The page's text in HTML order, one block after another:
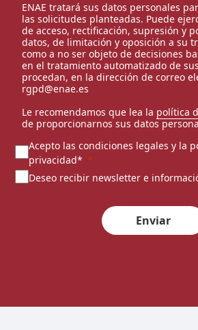
ENAE tratará sus datos personales
las solicitudes planteadas. Puede
de acceso, rectificación, supresión y
datos, de limitación y oposición a su
como a no ser objeto de decisiones
en el tratamiento automatizado de
procedan, en la dirección de correo
rgpd@enae.es
Le recomendamos que lea la política
de proporcionarnos sus datos
Acepto las condiciones legales y la
privacidad*
Deseo recibir newsletter e
Enviar